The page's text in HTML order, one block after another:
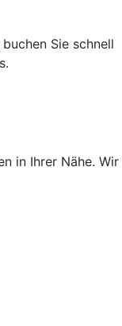
Sie schnell
in Ihrer Nähe. Wir